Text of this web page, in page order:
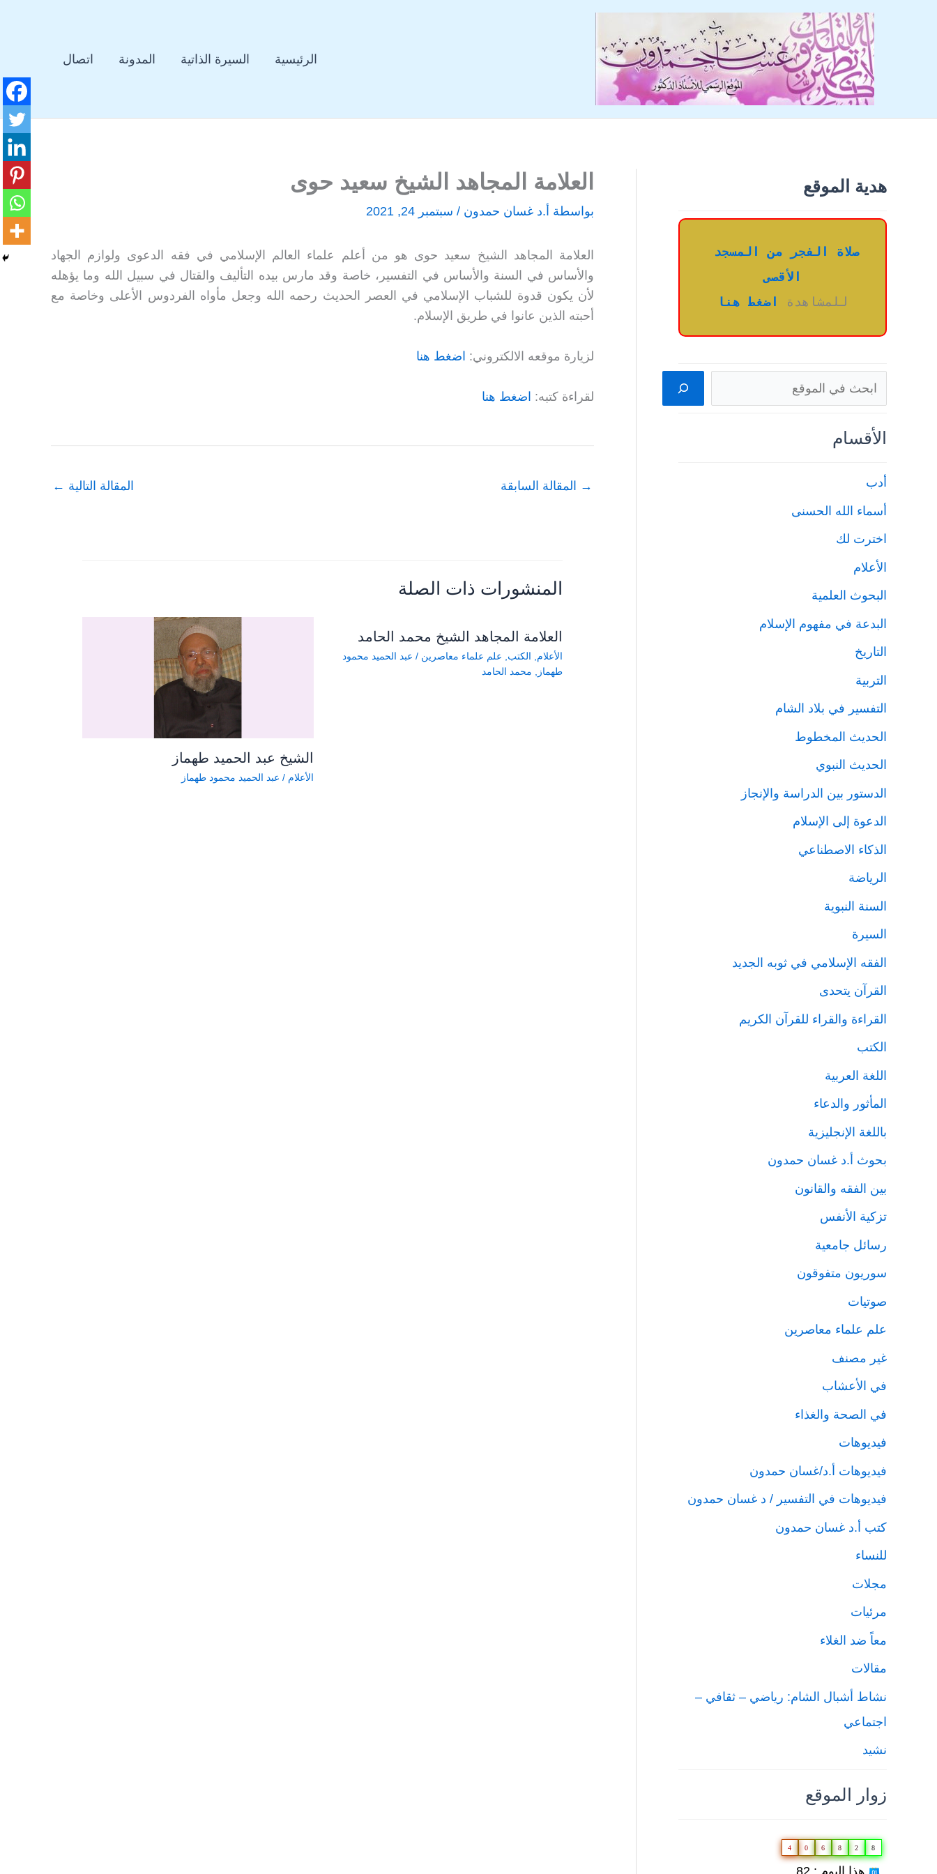
الرئيسية السيرة الذاتية المدونة اتصال
هدية الموقع
الأقصى
للمشاهدة
اضغط هنا
البحث
الأقسام
أدب
أسماء الله الحسنى
اخترت لك
الأعلام
البحوث العلمية
البدعة في مفهوم الإسلام
التاريخ
التربية
التفسير في بلاد الشام
الحديث المخطوط
الحديث النبوي
الدستور بين الدراسة والإنجاز
الدعوة إلى الإسلام
الذكاء الاصطناعي
الرياضة
السنة النبوية
السيرة
الفقه الإسلامي في ثوبه الجديد
القرآن يتحدى
القراءة والقراء للقرآن الكريم
الكتب
اللغة العربية
المأثور والدعاء
باللغة الإنجليزية
بحوث أ.د غسان حمدون
بين الفقه والقانون
تزكية الأنفس
رسائل جامعية
سوريون متفوقون
صوتيات
علم علماء معاصرين
غير مصنف
في الأعشاب
في الصحة والغذاء
فيديوهات
فيديوهات أ.د/غسان حمدون
فيديوهات في التفسير / د غسان حمدون
كتب أ.د غسان حمدون
للنساء
مجلات
مرئيات
معاً ضد الغلاء
مقالات
نشاط أشبال الشام: رياضي – ثقافي –
اجتماعي
نشيد
زوار الموقع
4 0 6 8 2 8
العلامة المجاهد الشيخ سعيد حوى
بواسطة أ.د غسان حمدون / سبتمبر 24, 2021
العلامة المجاهد الشيخ سعيد حوى هو من أعلم علماء العالم الإسلامي في فقه الدعوى ولوازم الجهاد
والأساس في السنة والأساس في التفسير، خاصة وقد مارس بيده التأليف والقتال في سبيل الله وما يؤهله
لأن يكون قدوة للشباب الإسلامي في العصر الحديث رحمه الله وجعل مأواه الفردوس الأعلى وخاصة مع
أحبته الذين عانوا في طريق الإسلام.
لزيارة موقعه الالكتروني: اضغط هنا
لقراءة كتبه: اضغط هنا
→ المقالة السابقة المقالة التالية ←
المنشورات ذات الصلة
العلامة المجاهد الشيخ محمد الحامد
الأعلام, الكتب, علم علماء معاصرين / عبد الحميد محمود
طهماز , محمد الحامد
الشيخ عبد الحميد طهماز
الأعلام / عبد الحميد محمود طهماز